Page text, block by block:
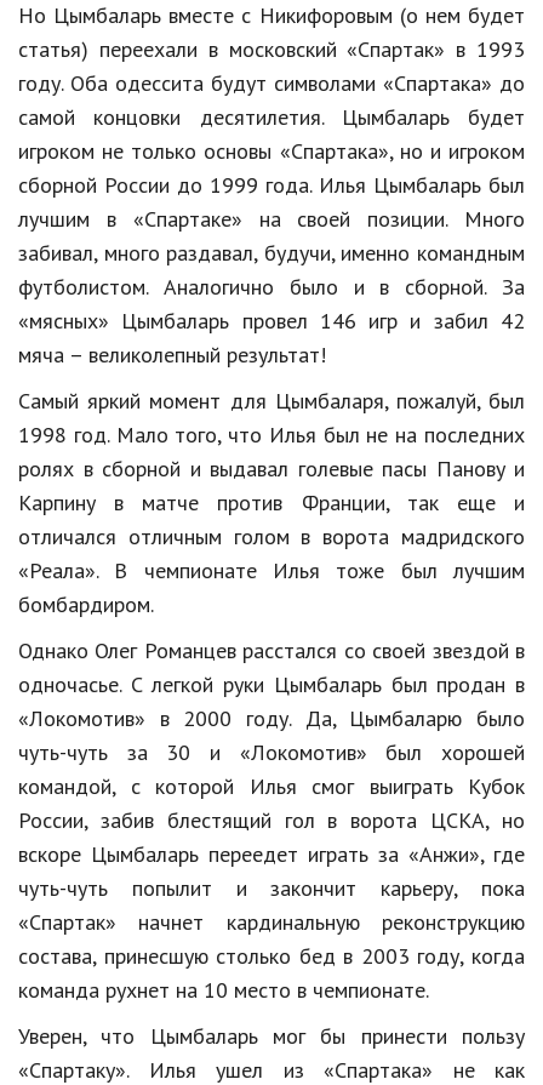
Недвижимость
Спорт и фитнес
Психология и отношения
Творчество и рукоделие
Разное
Работа и бизнес
Животные
Праздники и подарки
Кинематограф
Домашние животные
Семья и дети
Путешествия
Строительство
Культура и общество
Мода и стиль
Бизнес
Хобби и развлечения
Финансы
Юриспруденция
Природа
Образование
Но Цымбаларь вместе с Никифоровым (о нем будет
статья) переехали в московский «Спартак» в 1993
году. Оба одессита будут символами «Спартака» до
самой концовки десятилетия. Цымбаларь будет
игроком не только основы «Спартака», но и игроком
сборной России до 1999 года. Илья Цымбаларь был
лучшим в «Спартаке» на своей позиции. Много
забивал, много раздавал, будучи, именно командным
футболистом. Аналогично было и в сборной. За
«мясных» Цымбаларь провел 146 игр и забил 42
мяча – великолепный результат!
Самый яркий момент для Цымбаларя, пожалуй, был
1998 год. Мало того, что Илья был не на последних
ролях в сборной и выдавал голевые пасы Панову и
Карпину в матче против Франции, так еще и
отличался отличным голом в ворота мадридского
«Реала». В чемпионате Илья тоже был лучшим
бомбардиром.
Однако Олег Романцев расстался со своей звездой в
одночасье. С легкой руки Цымбаларь был продан в
«Локомотив» в 2000 году. Да, Цымбаларю было
чуть-чуть за 30 и «Локомотив» был хорошей
командой, с которой Илья смог выиграть Кубок
России, забив блестящий гол в ворота ЦСКА, но
вскоре Цымбаларь переедет играть за «Анжи», где
чуть-чуть попылит и закончит карьеру, пока
«Спартак» начнет кардинальную реконструкцию
состава, принесшую столько бед в 2003 году, когда
команда рухнет на 10 место в чемпионате.
Уверен, что Цымбаларь мог бы принести пользу
«Спартаку». Илья ушел из «Спартака» не как